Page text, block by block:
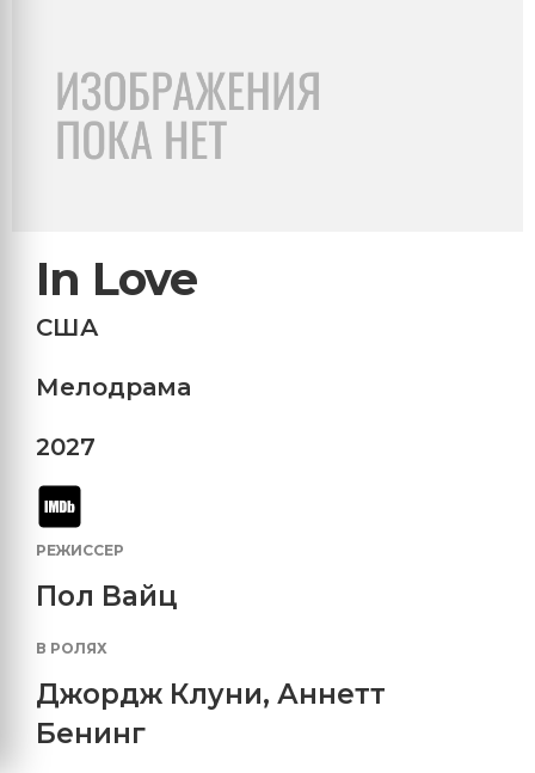
In Love
США
Мелодрама
2027
РЕЖИССЕР
Пол Вайц
В РОЛЯХ
Джордж Клуни, Аннетт
Бенинг